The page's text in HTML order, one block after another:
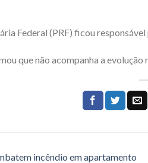
Federal (PRF) ficou
que não acompanha a
incêndio em apartamento